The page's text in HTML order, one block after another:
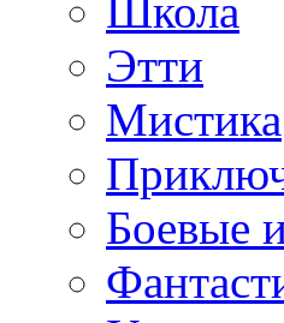
Школа
Этти
Мистика
Боевые